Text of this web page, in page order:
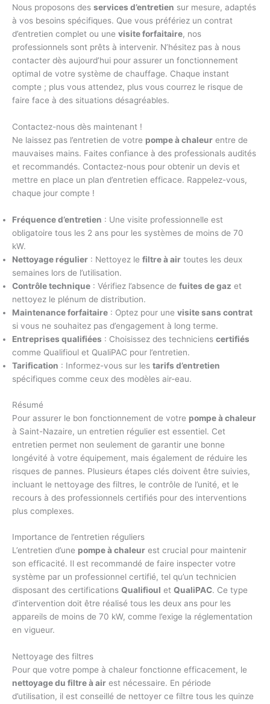
Nous proposons des services d’entretien sur mesure, adaptés
à vos besoins spécifiques. Que vous préfériez un contrat
d’entretien complet ou une visite forfaitaire, nos
professionnels sont prêts à intervenir. N’hésitez pas à nous
contacter dès aujourd’hui pour assurer un fonctionnement
optimal de votre système de chauffage. Chaque instant
compte ; plus vous attendez, plus vous courrez le risque de
faire face à des situations désagréables.
Contactez-nous dès maintenant !
Ne laissez pas l’entretien de votre pompe à chaleur entre de
mauvaises mains. Faites confiance à des professionals audités
et recommandés. Contactez-nous pour obtenir un devis et
mettre en place un plan d’entretien efficace. Rappelez-vous,
chaque jour compte !
Fréquence d’entretien : Une visite professionnelle est
obligatoire tous les 2 ans pour les systèmes de moins de 70
kW.
Nettoyage régulier : Nettoyez le filtre à air toutes les deux
semaines lors de l’utilisation.
Contrôle technique : Vérifiez l’absence de fuites de gaz et
nettoyez le plénum de distribution.
Maintenance forfaitaire : Optez pour une visite sans contrat
si vous ne souhaitez pas d’engagement à long terme.
Entreprises qualifiées : Choisissez des techniciens certifiés
comme Qualifioul et QualiPAC pour l’entretien.
Tarification : Informez-vous sur les tarifs d’entretien
spécifiques comme ceux des modèles air-eau.
Résumé
Pour assurer le bon fonctionnement de votre pompe à chaleur
à Saint-Nazaire, un entretien régulier est essentiel. Cet
entretien permet non seulement de garantir une bonne
longévité à votre équipement, mais également de réduire les
risques de pannes. Plusieurs étapes clés doivent être suivies,
incluant le nettoyage des filtres, le contrôle de l’unité, et le
recours à des professionnels certifiés pour des interventions
plus complexes.
Importance de l’entretien réguliers
L’entretien d’une pompe à chaleur est crucial pour maintenir
son efficacité. Il est recommandé de faire inspecter votre
système par un professionnel certifié, tel qu’un technicien
disposant des certifications Qualifioul et QualiPAC. Ce type
d’intervention doit être réalisé tous les deux ans pour les
appareils de moins de 70 kW, comme l’exige la réglementation
en vigueur.
Nettoyage des filtres
Pour que votre pompe à chaleur fonctionne efficacement, le
nettoyage du filtre à air est nécessaire. En période
d’utilisation, il est conseillé de nettoyer ce filtre tous les quinze